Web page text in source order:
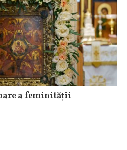
a feminității